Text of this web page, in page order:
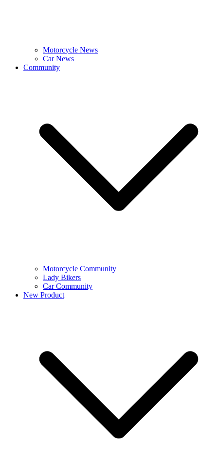
Motorcycle News
Car News
Community
Motorcycle Community
Lady Bikers
Car Community
New Product